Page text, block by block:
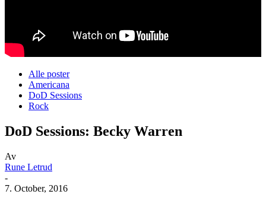
Alle poster
Americana
DoD Sessions
Rock
DoD Sessions: Becky Warren
Av
Rune Letrud
-
7. October, 2016